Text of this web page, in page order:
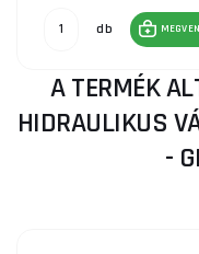
db
A TERMÉK
HIDRAULIKUS
-